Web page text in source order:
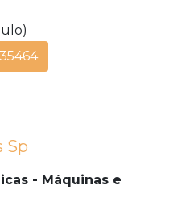
Sp
- Máquinas e